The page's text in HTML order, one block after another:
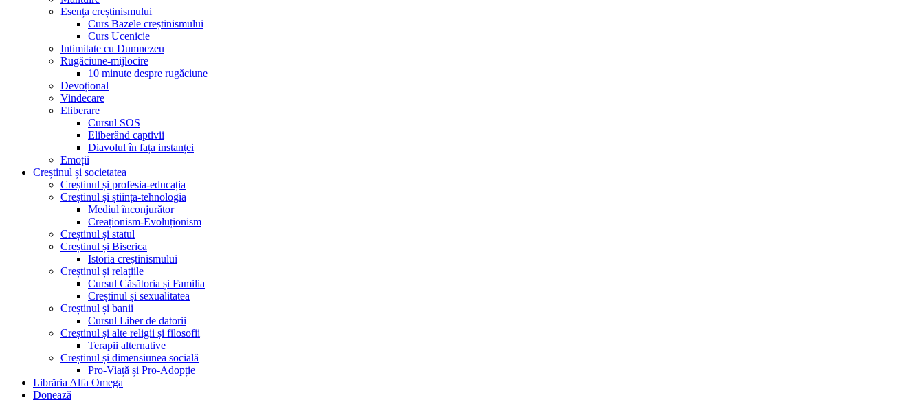
Esența creștinismului
Curs Bazele creștinismului
Curs Ucenicie
Intimitate cu Dumnezeu
Rugăciune-mijlocire
10 minute despre rugăciune
Devoțional
Vindecare
Eliberare
Cursul SOS
Eliberând captivii
Diavolul în fața instanței
Emoții
Creștinul și societatea
Creștinul și profesia-educația
Creștinul și știința-tehnologia
Mediul înconjurător
Creaționism-Evoluționism
Creștinul și statul
Creștinul și Biserica
Istoria creștinismului
Creștinul și relațiile
Cursul Căsătoria și Familia
Creștinul și sexualitatea
Creștinul și banii
Cursul Liber de datorii
Creștinul și alte religii și filosofii
Terapii alternative
Creștinul și dimensiunea socială
Pro-Viață și Pro-Adopție
Librăria Alfa Omega
Donează